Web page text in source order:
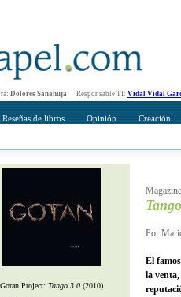
Dolores Sanahuja Responsable TI: Vidal Vidal
Reseñas de libros Opinión Creación
Goran Project: Tango 3.0(2010)
Por
El
la venta,